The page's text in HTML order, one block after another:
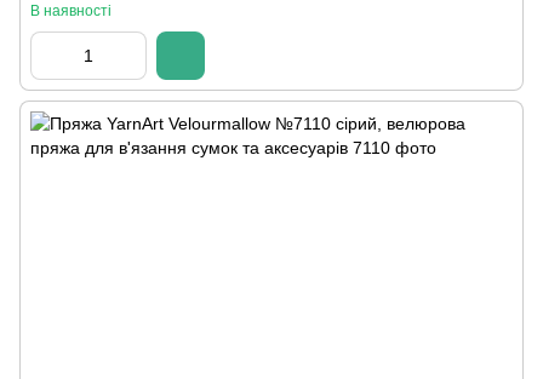
В наявності